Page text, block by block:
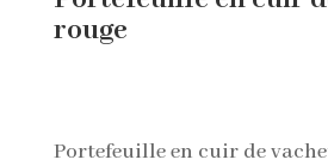
rouge
Portefeuille en cuir de